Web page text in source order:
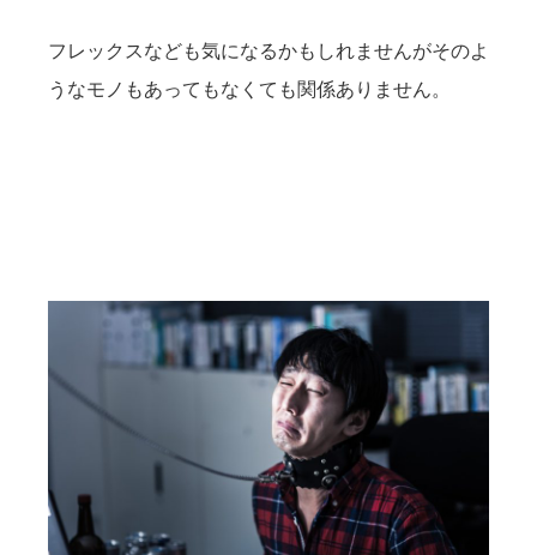
フレックスなども気になるかもしれませんがそのよ
うなモノもあってもなくても関係ありません。